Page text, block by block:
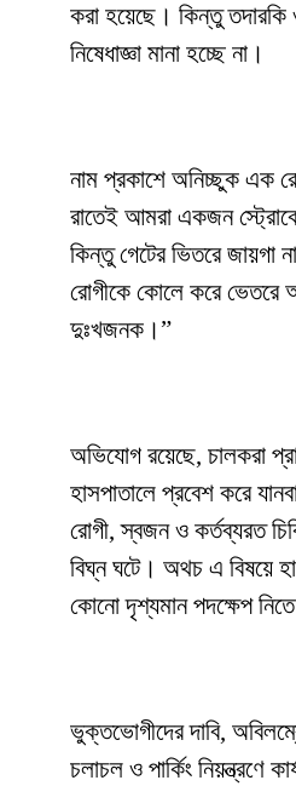
করা হয়েছে। কিন্তু
নিষেধাজ্ঞা মানা হচ্ছে না।
নাম প্রকাশে অনিচ্ছুক এক
রাতেই আমরা একজন
কিন্তু গেটের ভিতরে জায়গা
রোগীকে কোলে করে
দুঃখজনক।”
অভিযোগ রয়েছে, চালকরা
হাসপাতালে প্রবেশ করে
রোগী, স্বজন ও কর্তব্যরত
বিঘ্ন ঘটে। অথচ এ বিষয়ে
কোনো দৃশ্যমান পদক্ষেপ নিতে
ভুক্তভোগীদের দাবি,
চলাচল ও পার্কিং নিয়ন্ত্রণে